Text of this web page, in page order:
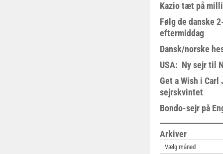
Kazio tæt på
Følg de danske
eftermiddag
Dansk/norske
USA: Ny sejr til
Get a Wish i Carl
sejrskvintet
Bondo-sejr på
Arkiver